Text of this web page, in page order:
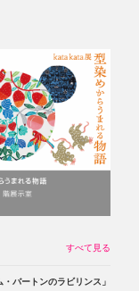
チケット割引
すべて見る
・バートンのラビリンス」